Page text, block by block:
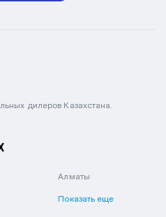
дилеров Казахстана.
Алматы
Показать еще